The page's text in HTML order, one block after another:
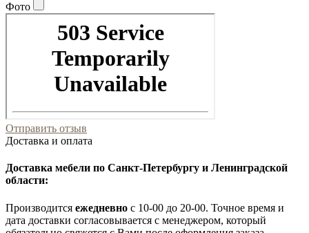
Фото
Отправить отзыв
Доставка и оплата
Доставка мебели по Санкт-Петербургу и Ленинградской
области:
Производится ежедневно с 10-00 до 20-00. Точное время и
дата доставки согласовывается с менеджером, который